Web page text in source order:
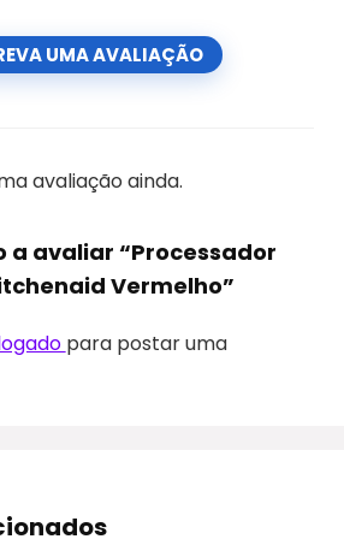
UMA AVALIAÇÃO
avaliação ainda.
a avaliar “Processador
Vermelho”
para postar uma